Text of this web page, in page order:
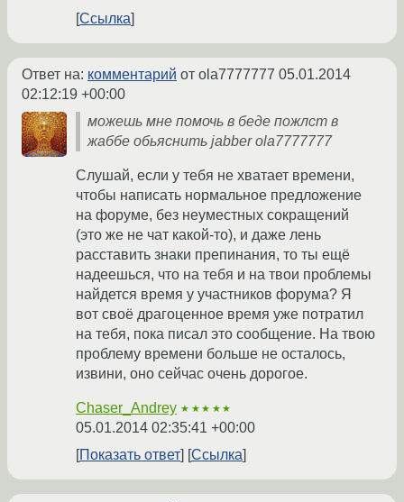
Ссылка
Ответ на: комментарий от ola7777777 05.01.2014
02:12:19 +00:00
можешь мне помочь в беде пожлст в
жаббе обьяснить jabber ola7777777
Слушай, если у тебя не хватает времени,
чтобы написать нормальное предложение
на форуме, без неуместных сокращений
(это же не чат какой-то), и даже лень
расставить знаки препинания, то ты ещё
надеешься, что на тебя и на твои проблемы
найдется время у участников форума? Я
вот своё драгоценное время уже потратил
на тебя, пока писал это сообщение. На твою
проблему времени больше не осталось,
извини, оно сейчас очень дорогое.
Chaser_Andrey ★★★★★
05.01.2014 02:35:41 +00:00
Показать ответ
Ссылка